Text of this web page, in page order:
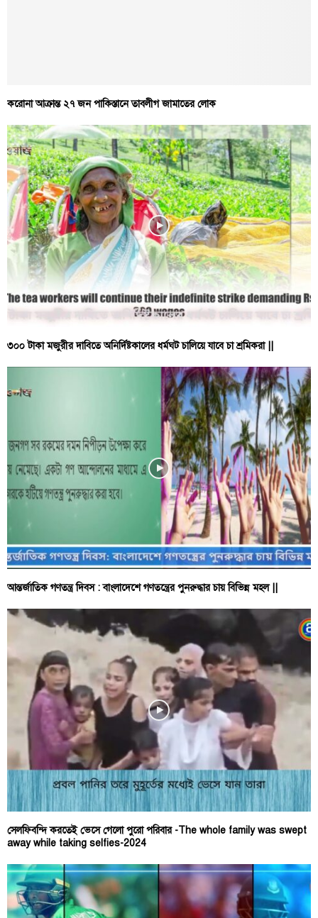
করোনা আক্রান্ত ২৭ জন পাকিস্তানে তাবলীগ জামাতের লোক
৩০০ টাকা মজুরীর দাবিতে অনির্দিষ্টকালের ধর্মঘট চালিয়ে যাবে চা শ্রমিকরা ||
আন্তর্জাতিক গণতন্ত্র দিবস : বাংলাদেশে গণতন্ত্রের পুনরুদ্ধার চায় বিভিন্ন মহল ||
সেলফিবন্দি করতেই ভেসে গেলো পুরো পরিবার -The whole family was swept
away while taking selfies-2024